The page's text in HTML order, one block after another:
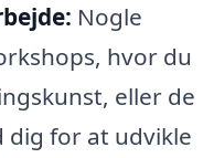
Nogle
hvor du
eller de
dig for at udvikle